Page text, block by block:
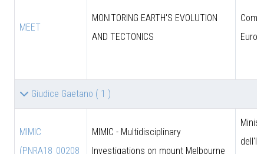
MEET
MONITORING EARTH'S EVOLUTION
AND TECTONICS
Giudice Gaetano ( 1 )
MIMIC
(PNRA18_00208
MIMIC - Multidisciplinary
Investigations on mount Melbourne